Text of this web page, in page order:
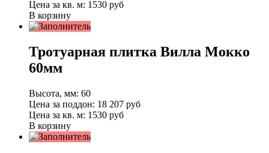
Цена за кв. м: 1530 руб
В корзину
Тротуарная плитка Вилла Мокко
60мм
Высота, мм: 60
Цена за поддон: 18 207 руб
Цена за кв. м: 1530 руб
В корзину